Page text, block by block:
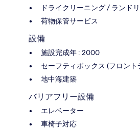
ドライクリーニング / ランド
荷物保管サービス
設備
施設完成年 : 2000
セーフティボックス (フロント
地中海建築
バリアフリー設備
エレベーター
車椅子対応